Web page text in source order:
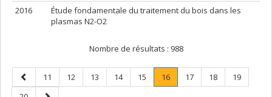
2016
Étude fondamentale du traitement du bois dans les
plasmas N2-O2
Nombre de résultats : 988
Page
précédente
Page
11 Page
12 Page
13 Page
14 Page
15 Page
16.
Page
Page
17 Page
18 Page
19